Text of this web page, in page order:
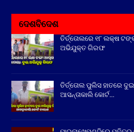
ଦେଶବିଦେଶ
ତିର୍ତ୍ତୋଲରେ ୧୮ ଲକ୍ଷ
ଅଭିଯୁକ୍ତ ଗିରଫ
ତିର୍ତ୍ତୋଲ ପୁଲିସ ହାତରେ
ଆସନ୍ତାକାଲି କୋର୍ଟ…